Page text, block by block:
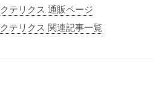
テリクス 通販ページ
テリクス 関連記事一覧